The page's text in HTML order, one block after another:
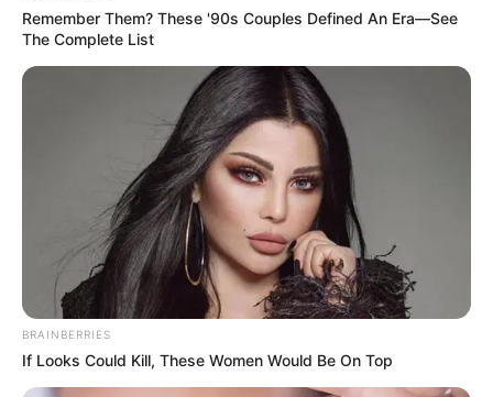
Remember Them? These '90s Couples Defined An Era—See
The Complete List
BRAINBERRIES
If Looks Could Kill, These Women Would Be On Top